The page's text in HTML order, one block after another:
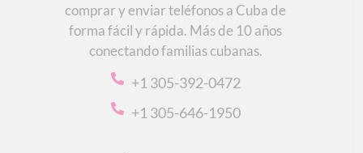
comprar y enviar teléfonos a Cuba de
forma fácil y rápida. Más de 10 años
conectando familias cubanas.
+1 305-392-0472
+1 305-646-1950